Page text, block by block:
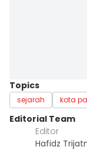
Topics
sejarah kota
Editorial Team
Editor
Hafidz